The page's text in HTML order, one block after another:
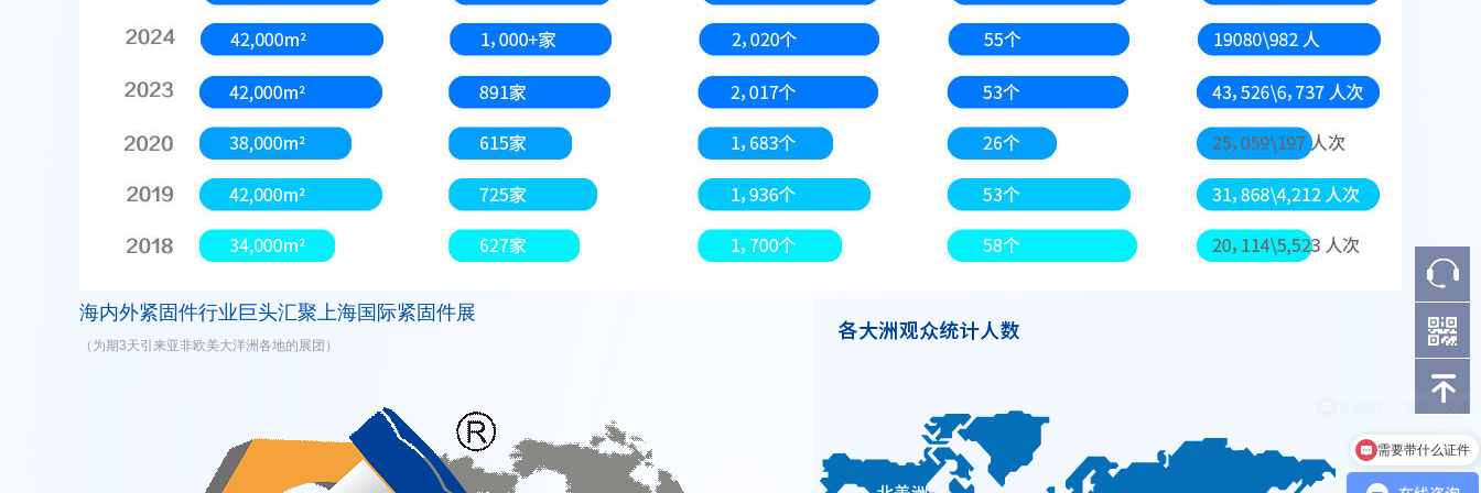
海内外紧固件行业巨头汇聚上海国际紧固件展
（为期3天引来亚非欧美大洋洲各地的展团）
需要带什么证件